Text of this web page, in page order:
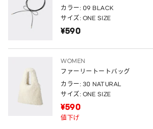
カラー: 09 BLACK
サイズ: ONE SIZE
¥590
WOMEN
ファーリートートバッグ
カラー: 30 NATURAL
サイズ: ONE SIZE
¥590
値下げ